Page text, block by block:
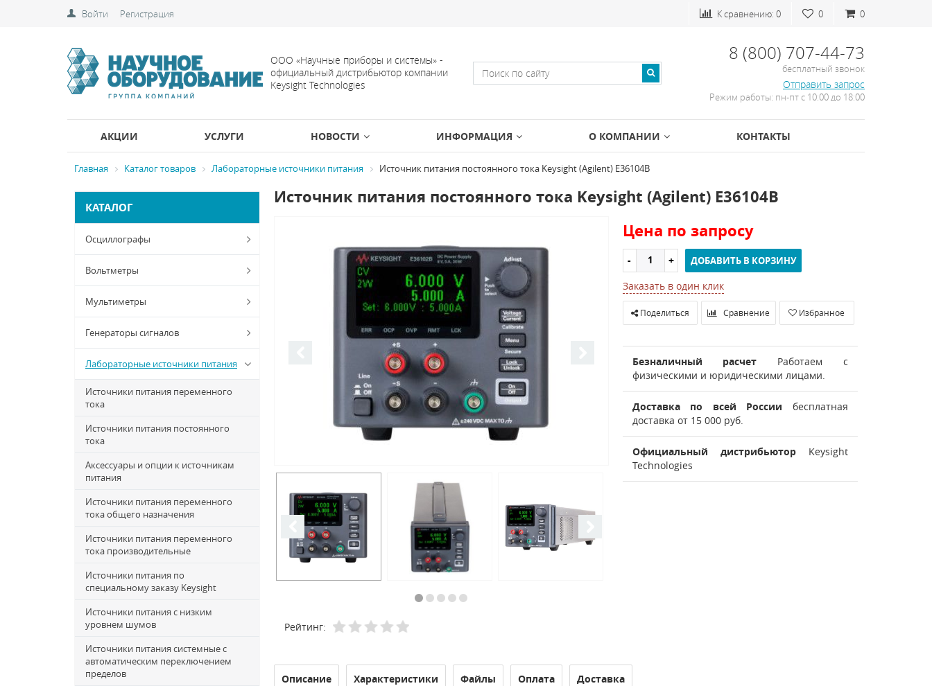
Войти Регистрация 0
0
К сравнению: 0
ООО «Научные приборы и системы» -
официальный дистрибьютор компании
Keysight Technologies
8 (800) 707-44-73
бесплатный звонок
Отправить запрос
Режим работы: пн-пт с 10:00 до 18:00
АКЦИИ УСЛУГИ НОВОСТИ ИНФОРМАЦИЯ О КОМПАНИИ КОНТАКТЫ
Главная Каталог товаров Лабораторные источники питания Источник питания постоянного тока Keysight (Agilent) E36104B
КАТАЛОГ
Осциллографы
Вольтметры
Мультиметры
Генераторы сигналов
Лабораторные источники питания
Источники питания переменного
тока
Источники питания постоянного
тока
Аксессуары и опции к источникам
питания
Источники питания переменного
тока общего назначения
Источники питания переменного
тока производительные
Источники питания по
специальному заказу Keysight
Источники питания с низким
уровнем шумов
Источники питания системные с
автоматическим переключением
пределов
Источник питания постоянного тока Keysight (Agilent) E36104B
Рейтинг:
Цена по запросу
ДОБАВИТЬ В КОРЗИНУ
Заказать в один клик
Поделиться Сравнение Избранное
Безналичный расчет Работаем с
физическими и юридическими лицами.
Доставка по всей России бесплатная
доставка от 15 000 руб.
Официальный дистрибьюторKeysight
Technologies
Описание Характеристики Файлы Оплата Доставка